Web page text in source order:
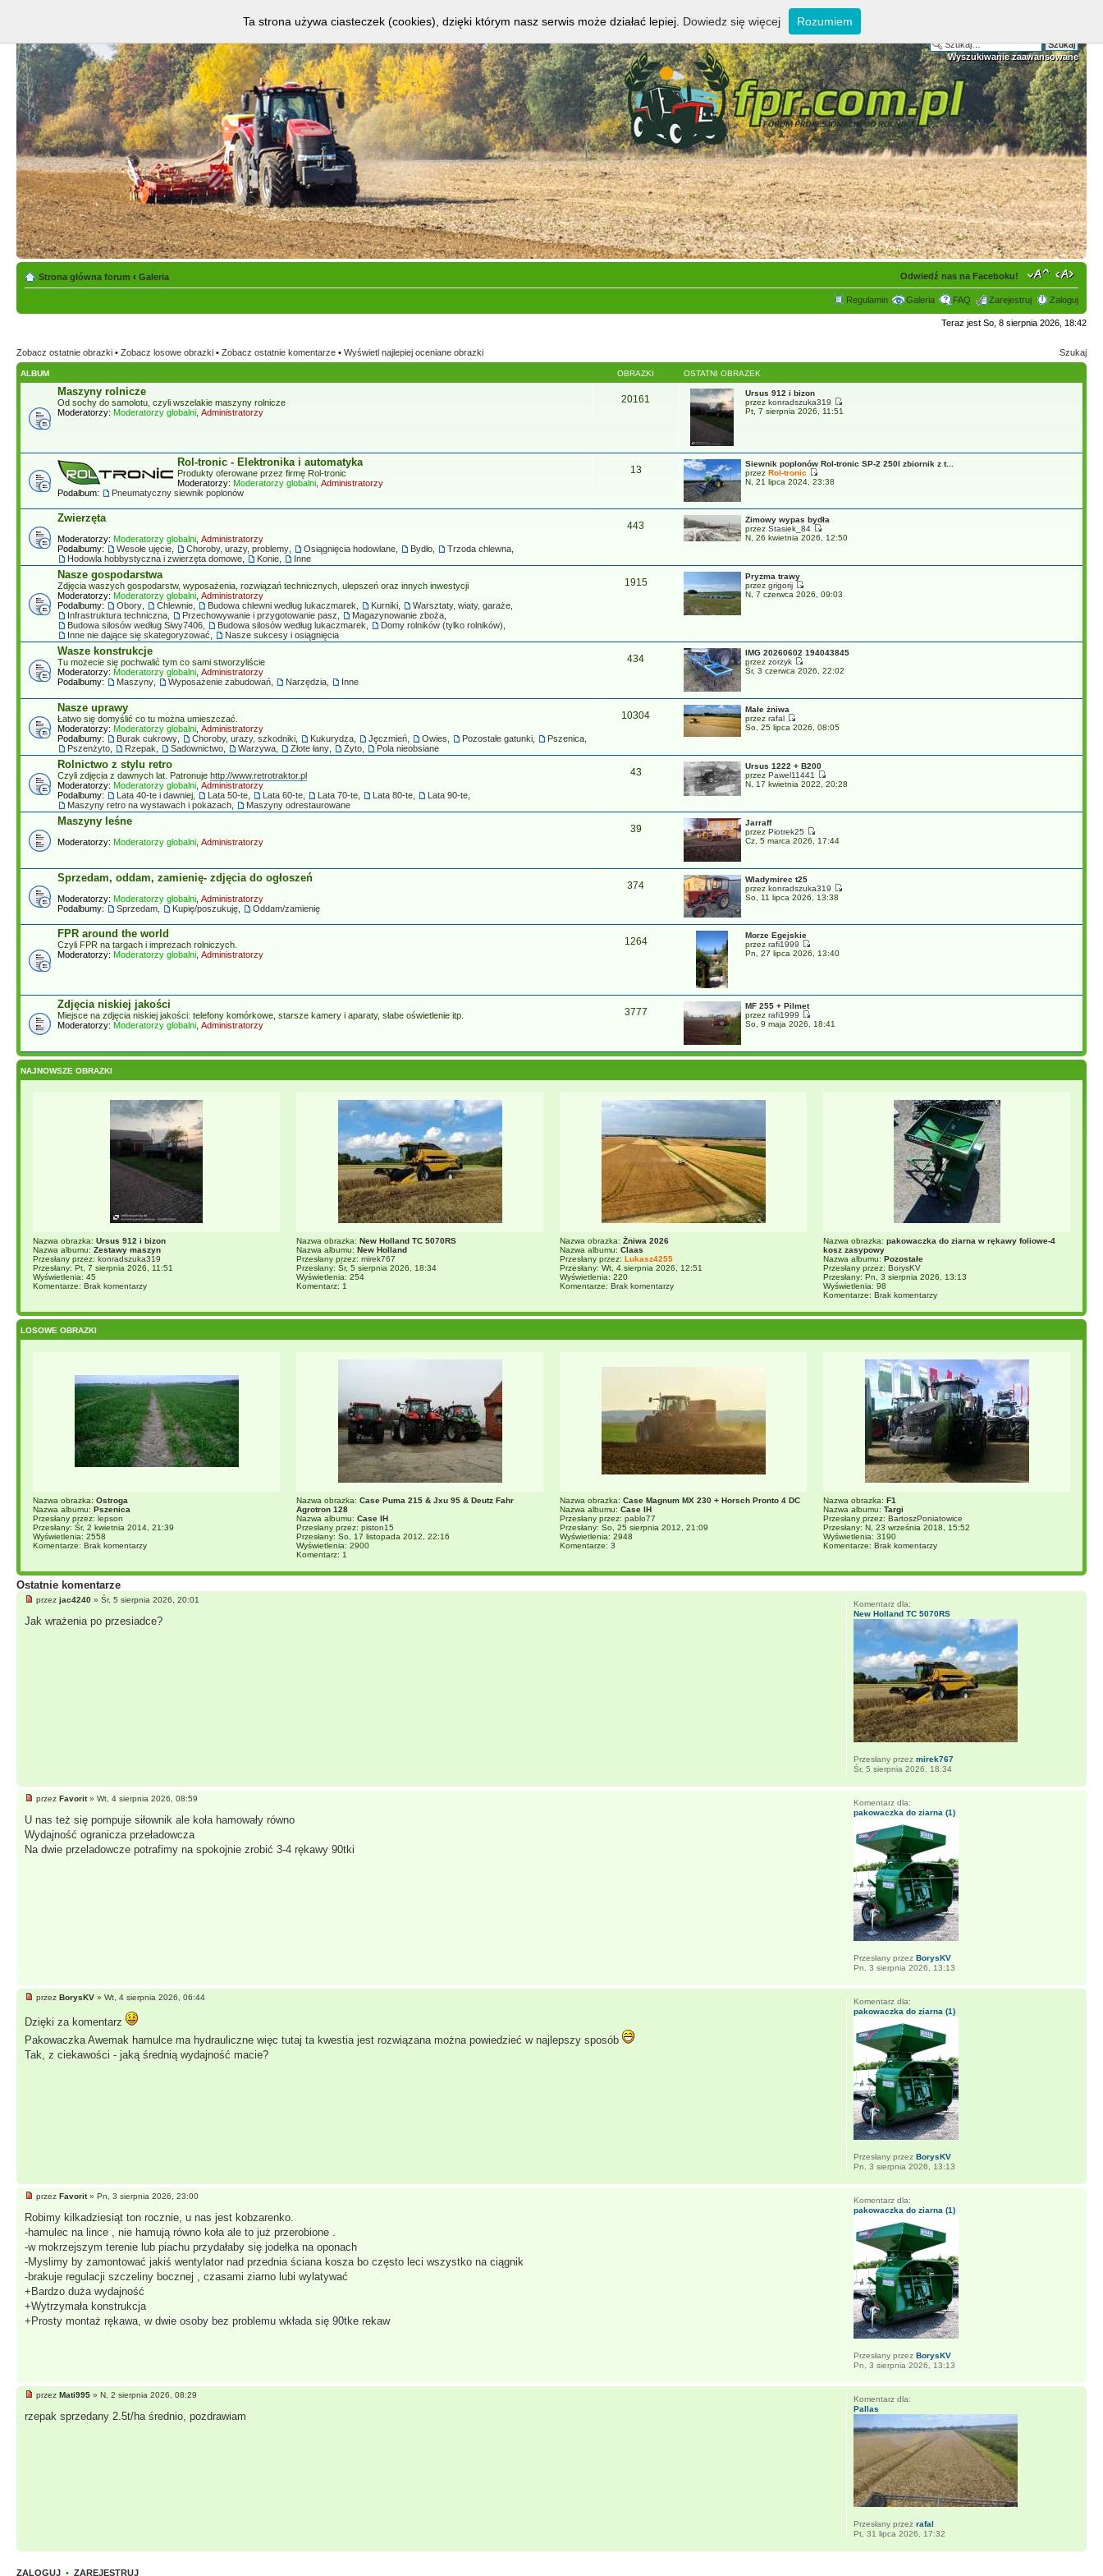
Wyszukiwanie zaawansowane
Strona główna forum ‹ Galeria Odwiedź nas na Faceboku!
Regulamin Galeria FAQ Zarejestruj Zaloguj
Teraz jest So, 8 sierpnia 2026, 18:42
Zobacz ostatnie obrazki • Zobacz losowe obrazki • Zobacz ostatnie komentarze • Wyświetl najlepiej oceniane obrazki Szukaj
ALBUM OBRAZKI OSTATNI OBRAZEK
Maszyny rolnicze
Od sochy do samolotu, czyli wszelakie maszyny rolnicze
Moderatorzy: Moderatorzy globalni Administratorzy
20161
Ursus 912 i bizon
przez konradszuka319
Pt, 7 sierpnia 2026, 11:51
Rol-tronic - Elektronika i automatyka
Produkty oferowane przez firmę Rol-tronic
Moderatorzy: Moderatorzy globalni Administratorzy
Podalbum:
Pneumatyczny siewnik poplonów
13
Siewnik poplonów Rol-tronic SP-2 250l zbiornik z t...
przez Rol-tronic
N, 21 lipca 2024, 23:38
Zwierzęta
Moderatorzy: Moderatorzy globalni Administratorzy
Podalbumy:
Wesołe ujęcie Choroby, urazy, problemy Osiągnięcia hodowlane Bydło Trzoda chlewna
Hodowla hobbystyczna i zwierzęta domowe
Konie Inne
443
Zimowy wypas bydła
przez Stasiek_84
N, 26 kwietnia 2026, 12:50
Nasze gospodarstwa
Zdjęcia waszych gospodarstw, wyposażenia, rozwiązań technicznych, ulepszeń oraz innych inwestycji
Moderatorzy: Moderatorzy globalni Administratorzy
Podalbumy:
Obory Chlewnie Budowa chlewni według lukaczmarek Kurniki Warsztaty, wiaty, garaże
Infrastruktura techniczna
Przechowywanie i przygotowanie pasz Magazynowanie zboża
Budowa silosów według Siwy7406
Budowa silosów według lukaczmarek Domy rolników (tylko rolników)
Inne nie dające się skategoryzować
Nasze sukcesy i osiągnięcia
1915
Pryzma trawy
przez grigorij
N, 7 czerwca 2026, 09:03
Wasze konstrukcje
Tu możecie się pochwalić tym co sami stworzyliście
Moderatorzy: Moderatorzy globalni Administratorzy
Podalbumy:
Maszyny Wyposażenie zabudowań Narzędzia Inne
434
IMG 20260602 194043845
przez zorzyk
Śr, 3 czerwca 2026, 22:02
Nasze uprawy
Łatwo się domyślić co tu można umieszczać.
Moderatorzy: Moderatorzy globalni Administratorzy
Podalbumy:
Burak cukrowy Choroby, urazy, szkodniki Kukurydza Jęczmień Owies Pozostałe gatunki Pszenica
Pszenżyto
Rzepak Sadownictwo Warzywa Złote łany Żyto Pola nieobsiane
10304
Małe żniwa
przez rafal
So, 25 lipca 2026, 08:05
Rolnictwo z stylu retro
Czyli zdjęcia z dawnych lat. Patronuje http://www.retrotraktor.pl
Moderatorzy: Moderatorzy globalni Administratorzy
Podalbumy:
Lata 40-te i dawniej Lata 50-te Lata 60-te Lata 70-te Lata 80-te Lata 90-te
Maszyny retro na wystawach i pokazach
Maszyny odrestaurowane
43
Ursus 1222 + B200
przez Pawel11441
N, 17 kwietnia 2022, 20:28
Maszyny leśne
Moderatorzy: Moderatorzy globalni Administratorzy
39
Jarraff
przez Piotrek25
Cz, 5 marca 2026, 17:44
Sprzedam, oddam, zamienię- zdjęcia do ogłoszeń
Moderatorzy: Moderatorzy globalni Administratorzy
Podalbumy:
Sprzedam Kupię/poszukuję Oddam/zamienię
374
Wladymirec t25
przez konradszuka319
So, 11 lipca 2026, 13:38
FPR around the world
Czyli FPR na targach i imprezach rolniczych.
Moderatorzy: Moderatorzy globalni Administratorzy
1264
Morze Egejskie
przez rafi1999
Pn, 27 lipca 2026, 13:40
Zdjęcia niskiej jakości
Miejsce na zdjęcia niskiej jakości: telefony komórkowe, starsze kamery i aparaty, słabe oświetlenie itp.
Moderatorzy: Moderatorzy globalni Administratorzy
3777
MF 255 + Pilmet
przez rafi1999
So, 9 maja 2026, 18:41
NAJNOWSZE OBRAZKI
Nazwa obrazka: Ursus 912 i bizon
Nazwa albumu: Zestawy maszyn
Przesłany przez: konradszuka319
Przesłany: Pt, 7 sierpnia 2026, 11:51
Wyświetlenia: 45
Komentarze: Brak komentarzy
Nazwa obrazka: New Holland TC 5070RS
Nazwa albumu: New Holland
Przesłany przez: mirek767
Przesłany: Śr, 5 sierpnia 2026, 18:34
Wyświetlenia: 254
Komentarz: 1
Nazwa obrazka: Żniwa 2026
Nazwa albumu: Claas
Przesłany przez: Lukasz4255
Przesłany: Wt, 4 sierpnia 2026, 12:51
Wyświetlenia: 220
Komentarze: Brak komentarzy
Nazwa obrazka: pakowaczka do ziarna w rękawy foliowe-4
kosz zasypowy
Nazwa albumu: Pozostałe
Przesłany przez: BorysKV
Przesłany: Pn, 3 sierpnia 2026, 13:13
Wyświetlenia: 98
Komentarze: Brak komentarzy
LOSOWE OBRAZKI
Nazwa obrazka: Ostroga
Nazwa albumu: Pszenica
Przesłany przez: lepson
Przesłany: Śr, 2 kwietnia 2014, 21:39
Wyświetlenia: 2558
Komentarze: Brak komentarzy
Nazwa obrazka: Case Puma 215 & Jxu 95 & Deutz Fahr
Agrotron 128
Nazwa albumu: Case IH
Przesłany przez: piston15
Przesłany: So, 17 listopada 2012, 22:16
Wyświetlenia: 2900
Komentarz: 1
Nazwa obrazka: Case Magnum MX 230 + Horsch Pronto 4 DC
Nazwa albumu: Case IH
Przesłany przez: pablo77
Przesłany: So, 25 sierpnia 2012, 21:09
Wyświetlenia: 2948
Komentarze: 3
Nazwa obrazka: F1
Nazwa albumu: Targi
Przesłany przez: BartoszPoniatowice
Przesłany: N, 23 września 2018, 15:52
Wyświetlenia: 3190
Komentarze: Brak komentarzy
Ostatnie komentarze
przez jac4240 » Śr, 5 sierpnia 2026, 20:01
Jak wrażenia po przesiadce?
Komentarz dla:
New Holland TC 5070RS
Przesłany przez mirek767
Śr, 5 sierpnia 2026, 18:34
przez Favorit» Wt, 4 sierpnia 2026, 08:59
U nas też się pompuje siłownik ale koła hamowały równo
Wydajność ogranicza przeładowcza
Na dwie przeladowcze potrafimy na spokojnie zrobić 3-4 rękawy 90tki
Komentarz dla:
pakowaczka do ziarna (1)
Przesłany przez BorysKV
Pn, 3 sierpnia 2026, 13:13
przez BorysKV » Wt, 4 sierpnia 2026, 06:44
Dzięki za komentarz
Pakowaczka Awemak hamulce ma hydrauliczne więc tutaj ta kwestia jest rozwiązana można powiedzieć w najlepszy sposób
Tak, z ciekawości - jaką średnią wydajność macie?
Komentarz dla:
pakowaczka do ziarna (1)
Przesłany przez BorysKV
Pn, 3 sierpnia 2026, 13:13
przez Favorit» Pn, 3 sierpnia 2026, 23:00
Robimy kilkadziesiąt ton rocznie, u nas jest kobzarenko.
-hamulec na lince , nie hamują równo koła ale to już przerobione .
-w mokrzejszym terenie lub piachu przydałaby się jodełka na oponach
-Myslimy by zamontować jakiś wentylator nad przednia ściana kosza bo często leci wszystko na ciągnik
-brakuje regulacji szczeliny bocznej , czasami ziarno lubi wylatywać
+Bardzo duża wydajność
+Wytrzymała konstrukcja
+Prosty montaż rękawa, w dwie osoby bez problemu wkłada się 90tke rekaw
Komentarz dla:
pakowaczka do ziarna (1)
Przesłany przez BorysKV
Pn, 3 sierpnia 2026, 13:13
przez Mati995 » N, 2 sierpnia 2026, 08:29
rzepak sprzedany 2.5t/ha średnio, pozdrawiam
Komentarz dla:
Pallas
Przesłany przez rafal
Pt, 31 lipca 2026, 17:32
ZALOGUJ • ZAREJESTRUJ
Ta strona używa ciasteczek (cookies), dzięki którym nasz serwis może działać lepiej. Dowiedz się więcej Rozumiem